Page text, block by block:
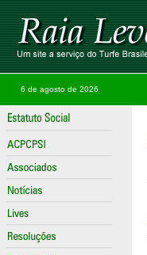
6 de agosto de 2026